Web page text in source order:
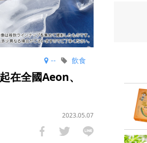
-- 飲食
在全國Aeon、
2023.05.07